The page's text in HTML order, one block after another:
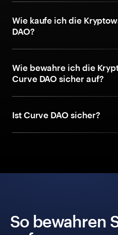
Wie kaufe ich die
DAO?
Wie bewahre ich die
Curve DAO sicher auf?
Ist Curve DAO sicher?
So bewahren